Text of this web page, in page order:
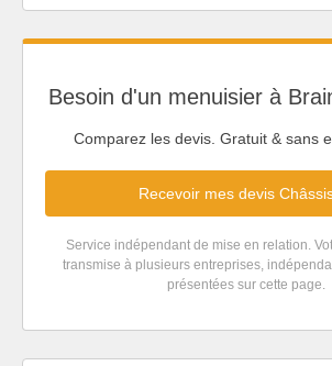
Besoin d'un menuisier à
Comparez les devis. Gratuit & sans
Recevoir mes devis
Service indépendant de mise en relation.
transmise à plusieurs entreprises,
présentées sur cette page.